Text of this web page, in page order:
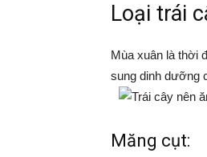
Loại trái
Mùa xuân là thời
sung dinh dưỡng
Măng cụt: